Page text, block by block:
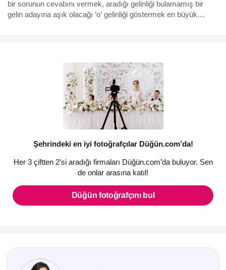
bir sorunun cevabını vermek, aradığı gelinliği bulamamış bir
gelin adayına aşık olacağı ‘o’ gelinliği göstermek en büyük
Şehrindeki en iyi fotoğrafçılar Düğün.com’da!
Her 3 çiftten 2'si aradığı firmaları Düğün.com’da buluyor. Sen
de onlar arasına katıl!
Düğün fotoğrafçını bul